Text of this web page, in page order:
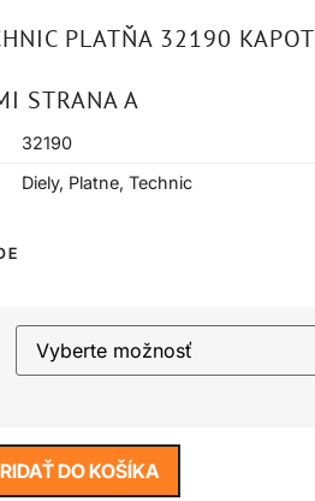
PLATŇA 32190
STRANA A
32190
Diely, Platne, Technic
DO KOŠÍKA